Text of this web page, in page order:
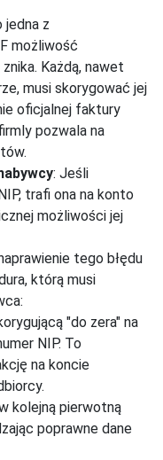
jedna z
możliwość
Każdą, nawet
musi skorygować jej
oficjalnej faktury
pozwala na
: Jeśli
trafi ona na konto
możliwości jej
tego błędu
którą musi
"do zera" na
NIP. To
na koncie
kolejną pierwotną
poprawne dane